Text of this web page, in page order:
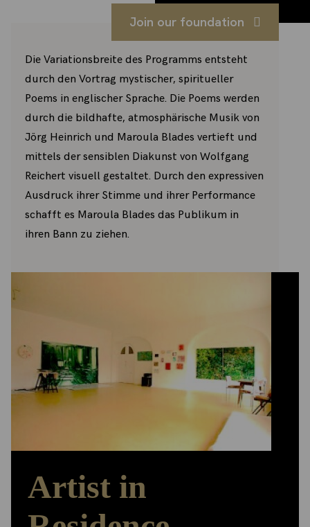
Join our foundation
Die Variationsbreite des Programms entsteht
durch den Vortrag mystischer, spiritueller
Poems in englischer Sprache. Die Poems werden
durch die bildhafte, atmosphärische Musik von
Jörg Heinrich und Maroula Blades vertieft und
mittels der sensiblen Diakunst von Wolfgang
Reichert visuell gestaltet. Durch den expressiven
Ausdruck ihrer Stimme und ihrer Performance
schafft es Maroula Blades das Publikum in
ihren Bann zu ziehen.
Artist in